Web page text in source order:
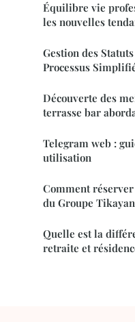
Équilibre vie
les nouvelles
Gestion des
Processus
Découverte des
terrasse bar
Telegram web :
utilisation
Comment
du Groupe
Quelle est la
retraite et